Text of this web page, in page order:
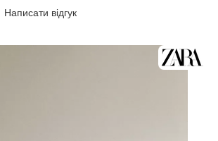
Написати відгук